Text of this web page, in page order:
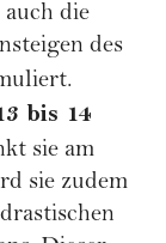
die
des
bis 14
sie am
sie zudem